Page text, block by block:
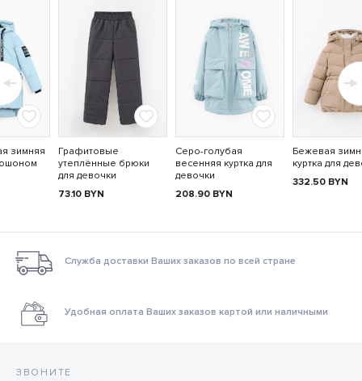
зимняя
Графитовые
утеплённые брюки
для девочки
73.10 BYN
Серо-голубая
весенняя куртка для
девочки
208.90 BYN
Бежевая
куртка для
332.50 BYN
Служба доставки Ваших заказов по всей стране
Удобная оплата Ваших заказов картой или наличными
ЗВОНИТЕ